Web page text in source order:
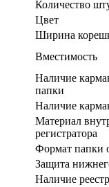
Количество
Цвет
Ширина
Вместимость
Наличие
папки
Наличие
Материал
регистратора
Формат папки
Защита
Наличие